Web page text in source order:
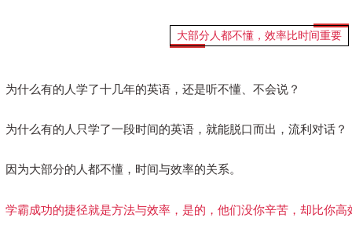
大部分人都不懂，效率比时间重要
为什么有的人学了十几年的英语，还是听不懂、不会说？
为什么有的人只学了一段时间的英语，就能脱口而出，流利对话？
因为大部分的人都不懂，时间与效率的关系。
学霸成功的捷径就是方法与效率，是的，他们没你辛苦，却比你高